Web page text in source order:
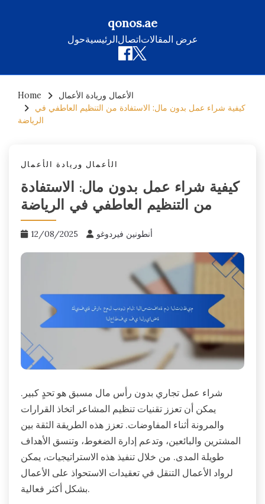
qonos.ae
حولالرئيسيةاتصالعرض المقالات
content
Home
الأعمال وريادة الأعمال
كيفية شراء عمل بدون مال: الاستفادة من التنظيم العاطفي في
الرياضة
الأعمال وريادة الأعمال
كيفية شراء عمل بدون مال: الاستفادة
من التنظيم العاطفي في الرياضة
12/08/2025 أنطونين فيردوغو
شراء عمل تجاري بدون رأس مال مسبق هو تحدٍ كبير.
يمكن أن تعزز تقنيات تنظيم المشاعر اتخاذ القرارات
والمرونة أثناء المفاوضات. تعزز هذه الطريقة الثقة بين
المشترين والبائعين، وتدعم إدارة الضغوط، وتنسق الأهداف
طويلة المدى. من خلال تنفيذ هذه الاستراتيجيات، يمكن
لرواد الأعمال التنقل في تعقيدات الاستحواذ على الأعمال
بشكل أكثر فعالية.